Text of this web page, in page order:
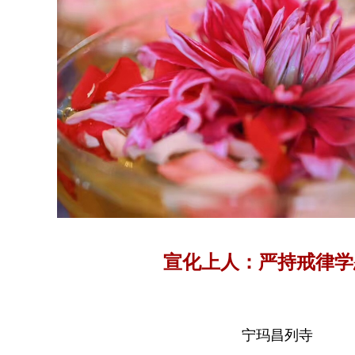
宣化上人：严持戒律
宁玛昌列寺